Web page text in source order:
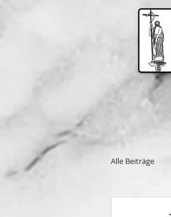
Alle Beiträge